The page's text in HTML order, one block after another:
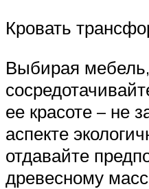
Кровать
Выбирая мебель,
ее красоте – не
аспекте
отдавайте
древесному